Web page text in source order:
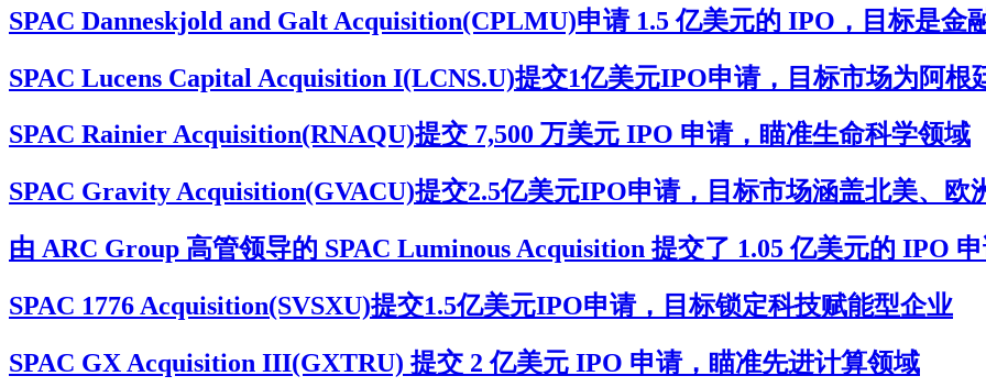
SPAC Danneskjold and Galt Acquisition(CPLMU)申请 1.5 亿美元的 IPO，目标是金
SPAC Lucens Capital Acquisition I(LCNS.U)提交1亿美元IPO申请，目标市场为阿根
SPAC Rainier Acquisition(RNAQU)提交 7,500 万美元 IPO 申请，瞄准生命科学领域
SPAC Gravity Acquisition(GVACU)提交2.5亿美元IPO申请，目标市场涵盖北美、欧
由 ARC Group 高管领导的 SPAC Luminous Acquisition 提交了 1.05 亿美元的 IPO
SPAC 1776 Acquisition(SVSXU)提交1.5亿美元IPO申请，目标锁定科技赋能型企业
SPAC GX Acquisition III(GXTRU) 提交 2 亿美元 IPO 申请，瞄准先进计算领域